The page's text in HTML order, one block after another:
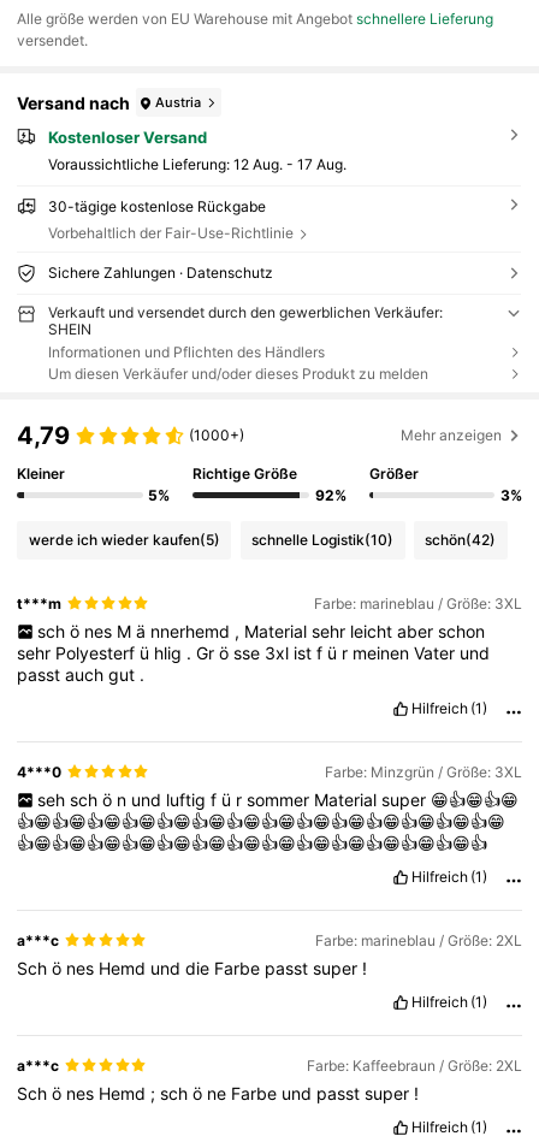
Alle größe werden von EU Warehouse mit Angebotschnellere Lieferung
versendet.
Versand nach Austria
Kostenloser Versand
Voraussichtliche Lieferung: 12 Aug. - 17 Aug.
30-tägige kostenlose Rückgabe
Vorbehaltlich der Fair-Use-Richtlinie
Sichere Zahlungen · Datenschutz
Verkauft und versendet durch den gewerblichen Verkäufer:
SHEIN
Informationen und Pflichten des Händlers
Um diesen Verkäufer und/oder dieses Produkt zu melden
4,79 (1000+) Mehr anzeigen
Kleiner
5%
Richtige Größe
92%
Größer
3%
werde ich wieder kaufen(5) schnelle Logistik(10) schön(42)
t***m Farbe: marineblau / Größe: 3XL
sch ö nes M ä nnerhemd , Material sehr leicht aber schon
sehr Polyesterf ü hlig .Grösse 3xl istf ü r meinenVater und
passtauchgut .
Hilfreich (1)
4***0 Farbe: Minzgrün / Größe: 3XL
seh sch ö n und luftig f ü r sommer Material super 😁👍😁👍😁
👍😁👍😁👍😁👍😁👍😁👍😁👍😁👍😁👍😁👍😁👍😁👍😁👍😁👍😁
👍😁👍😁👍😁👍😁👍😁👍😁👍😁👍😁👍😁👍😁👍😁👍😁👍😁👍
Hilfreich (1)
a***c Farbe: marineblau / Größe: 2XL
Schö nes Hemd unddie Farbe passtsuper !
Hilfreich (1)
a***c Farbe: Kaffeebraun / Größe: 2XL
Schö nes Hemd ;schö ne Farbe und passtsuper !
Hilfreich (1)